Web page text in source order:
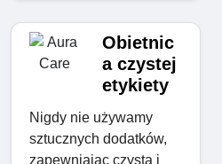
Obietnic
a czystej
etykiety
Nigdy nie używamy
sztucznych dodatków,
zapewniając czystą i